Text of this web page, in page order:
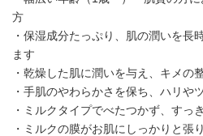
方
・保湿成分たっぷり、肌の潤いを長
ます
・乾燥した肌に潤いを与え、キメの
・手肌のやわらかさを保ち、ハリや
・ミルクタイプでべたつかず、すっ
・ミルクの膜がお肌にしっかりと張